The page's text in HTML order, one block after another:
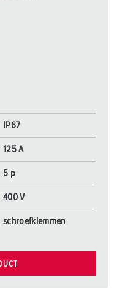
IP67
125 A
5 p
400 V
schroefklemmen